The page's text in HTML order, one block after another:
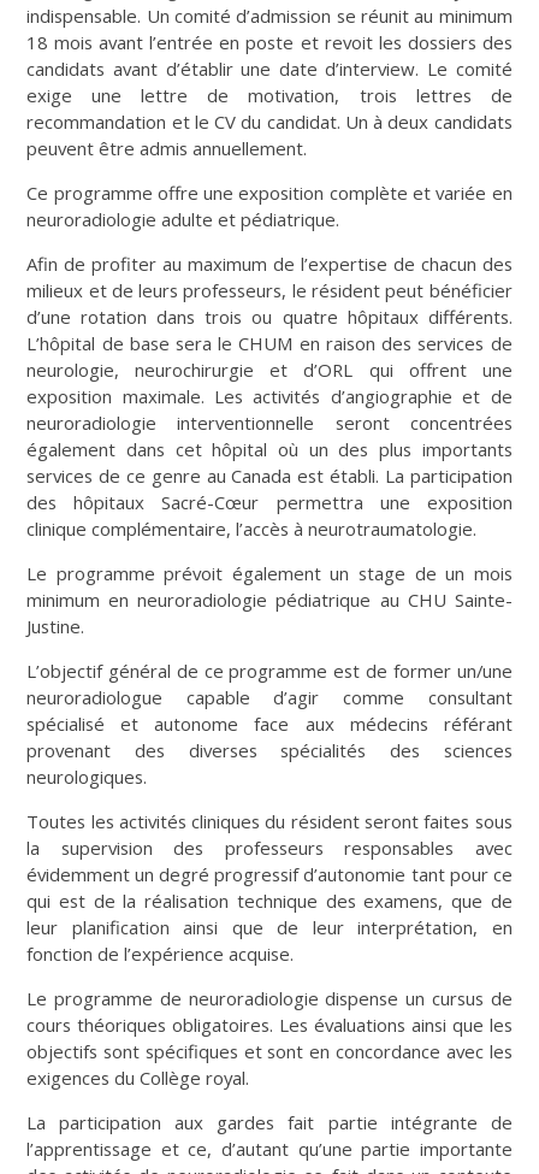
indispensable. Un comité d’admission se réunit au minimum
18 mois avant l’entrée en poste et revoit les dossiers des
candidats avant d’établir une date d’interview. Le comité
exige une lettre de motivation, trois lettres de
recommandation et le CV du candidat. Un à deux candidats
peuvent être admis annuellement.
Ce programme offre une exposition complète et variée en
neuroradiologie adulte et pédiatrique.
Afin de profiter au maximum de l’expertise de chacun des
milieux et de leurs professeurs, le résident peut bénéficier
d’une rotation dans trois ou quatre hôpitaux différents.
L’hôpital de base sera le CHUM en raison des services de
neurologie, neurochirurgie et d’ORL qui offrent une
exposition maximale. Les activités d’angiographie et de
neuroradiologie interventionnelle seront concentrées
également dans cet hôpital où un des plus importants
services de ce genre au Canada est établi. La participation
des hôpitaux Sacré-Cœur permettra une exposition
clinique complémentaire, l’accès à neurotraumatologie.
Le programme prévoit également un stage de un mois
minimum en neuroradiologie pédiatrique au CHU Sainte-
Justine.
L’objectif général de ce programme est de former un/une
neuroradiologue capable d’agir comme consultant
spécialisé et autonome face aux médecins référant
provenant des diverses spécialités des sciences
neurologiques.
Toutes les activités cliniques du résident seront faites sous
la supervision des professeurs responsables avec
évidemment un degré progressif d’autonomie tant pour ce
qui est de la réalisation technique des examens, que de
leur planification ainsi que de leur interprétation, en
fonction de l’expérience acquise.
Le programme de neuroradiologie dispense un cursus de
cours théoriques obligatoires. Les évaluations ainsi que les
objectifs sont spécifiques et sont en concordance avec les
exigences du Collège royal.
La participation aux gardes fait partie intégrante de
l’apprentissage et ce, d’autant qu’une partie importante